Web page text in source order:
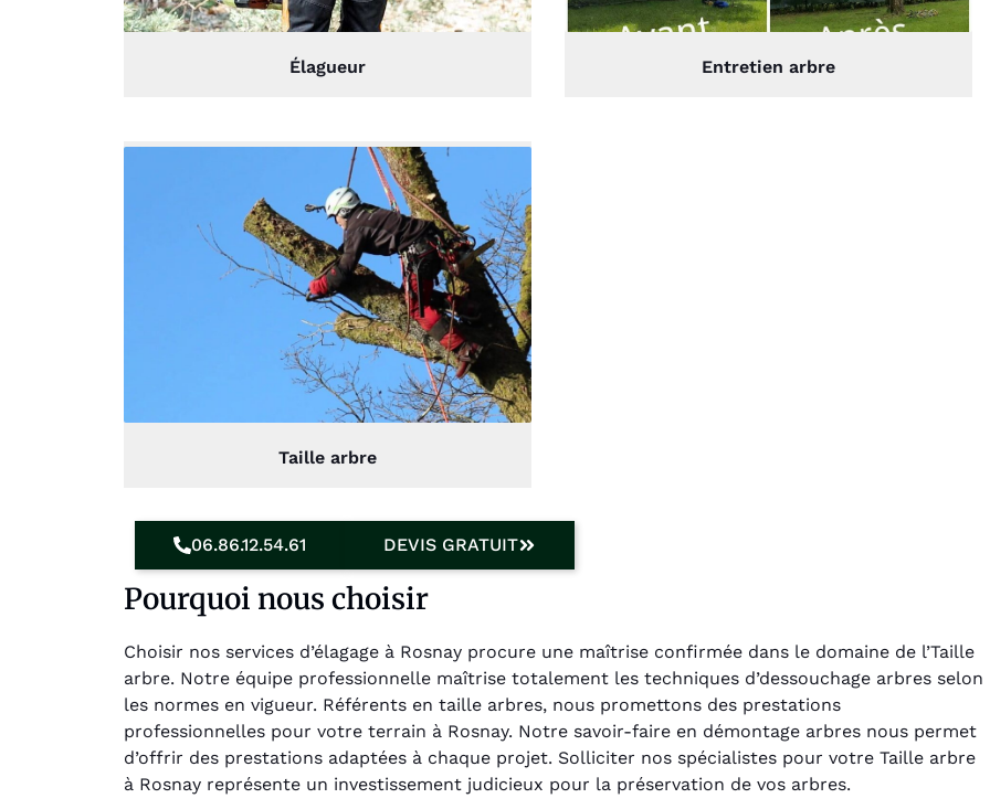
Élagueur Entretien arbre
Taille arbre
06.86.12.54.61 DEVIS GRATUIT
Pourquoi nous choisir
Choisir nos services d’élagage à Rosnay procure une maîtrise confirmée dans le domaine de l’Taille
arbre. Notre équipe professionnelle maîtrise totalement les techniques d’dessouchage arbres selon
les normes en vigueur. Référents en taille arbres, nous promettons des prestations
professionnelles pour votre terrain à Rosnay. Notre savoir-faire en démontage arbres nous permet
d’offrir des prestations adaptées à chaque projet. Solliciter nos spécialistes pour votre Taille arbre
à Rosnay représente un investissement judicieux pour la préservation de vos arbres.